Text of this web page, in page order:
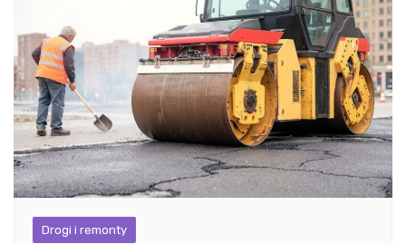
Drogi i remonty